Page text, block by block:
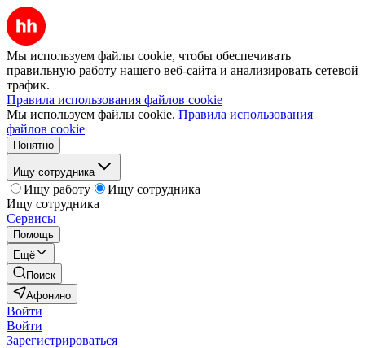
Мы используем файлы cookie, чтобы обеспечивать
правильную работу нашего веб-сайта и анализировать сетевой
трафик.
Правила использования файлов cookie
Мы используем файлы cookie. Правила использования
файлов cookie
Понятно
Ищу сотрудника
Ищу работу
Ищу сотрудника
Ищу сотрудника
Сервисы
Помощь
Ещё
Поиск
Афонино
Войти
Войти
Зарегистрироваться